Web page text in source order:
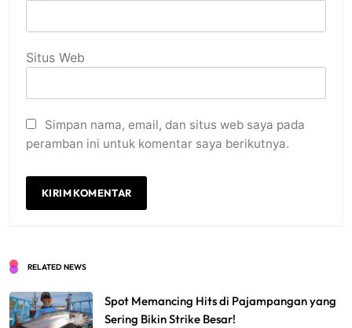
Situs Web
Simpan nama, email, dan situs web saya pada
peramban ini untuk komentar saya berikutnya.
RELATED NEWS
Spot Memancing Hits di Pajampangan yang
Sering Bikin Strike Besar!